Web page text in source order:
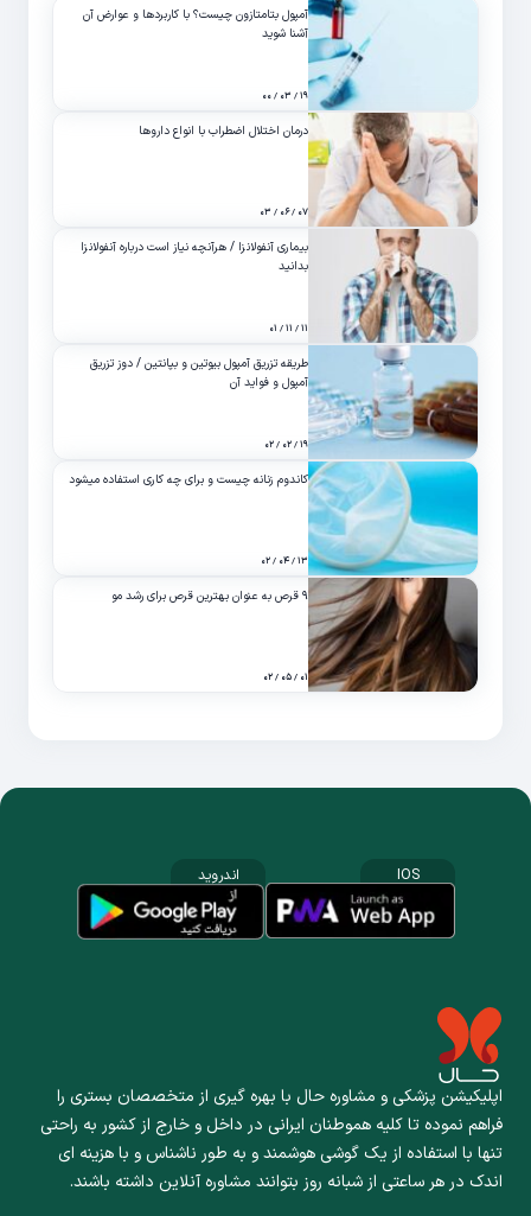
آمپول بتامتازون چیست؟ با کاربردها و عوارض آن
آشنا شوید
۱۹ / ۰۳ / ۰۰
درمان اختلال اضطراب با انواع داروها
۰۷ / ۰۶ / ۰۳
بیماری آنفولانزا / هرآنچه نیاز است درباره آنفولانزا
بدانید
۱۱ / ۱۱ / ۰۱
طریقه تزریق آمپول بیوتین و بپانتین / دوز تزریق
آمپول و فواید آن
۱۹ / ۰۲ / ۰۲
کاندوم زنانه چیست و برای چه کاری استفاده میشود
۱۳ / ۰۴ / ۰۲
۹ قرص به عنوان بهترین قرص برای رشد مو
۰۱ / ۰۵ / ۰۲
اپلیکیشن پزشکی و مشاوره حال با بهره گیری از متخصصان بستری را
فراهم نموده تا کلیه هموطنان ایرانی در داخل و خارج از کشور به راحتی
تنها با استفاده از یک گوشی هوشمند و به طور ناشناس و با هزینه ای
اندک در هر ساعتی از شبانه روز بتوانند مشاوره آنلاین داشته باشند.
IOS اندروید